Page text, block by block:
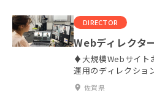
DIRECTOR
Webディレクタ
♦大規模Webサイト
運用のディレクショ
佐賀県